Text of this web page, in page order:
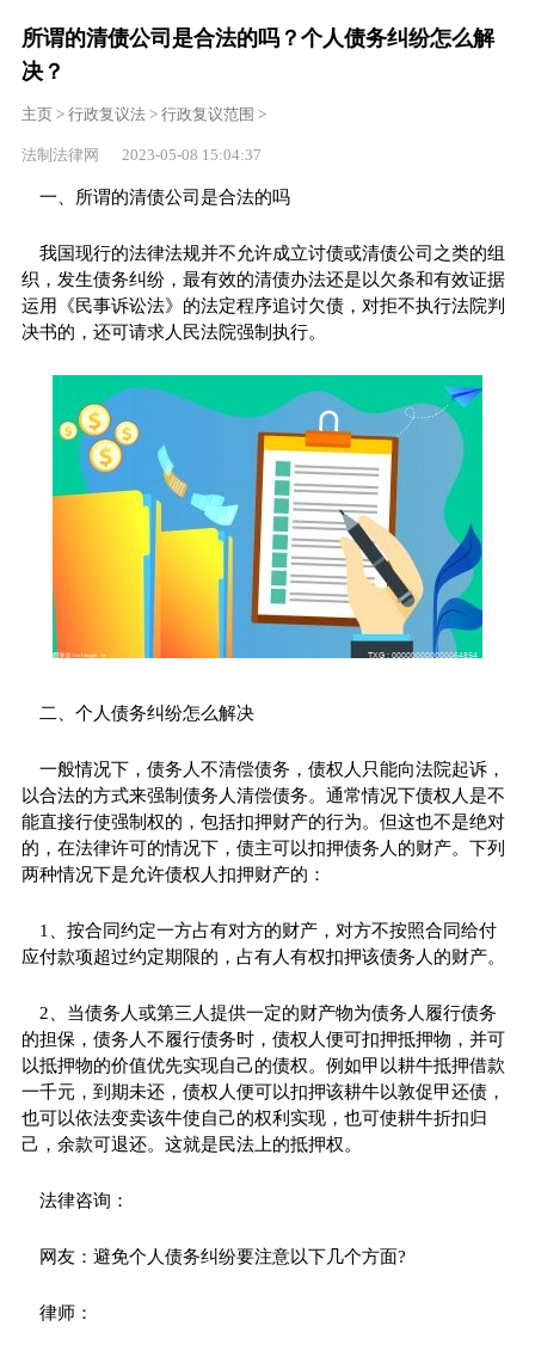
所谓的清债公司是合法的吗？个人债务纠纷怎么解
决？
主页> 行政复议法> 行政复议范围 >
法制法律网 2023-05-08 15:04:37
一、所谓的清债公司是合法的吗
我国现行的法律法规并不允许成立讨债或清债公司之类的组
织，发生债务纠纷，最有效的清债办法还是以欠条和有效证据
运用《民事诉讼法》的法定程序追讨欠债，对拒不执行法院判
决书的，还可请求人民法院强制执行。
二、个人债务纠纷怎么解决
一般情况下，债务人不清偿债务，债权人只能向法院起诉，
以合法的方式来强制债务人清偿债务。通常情况下债权人是不
能直接行使强制权的，包括扣押财产的行为。但这也不是绝对
的，在法律许可的情况下，债主可以扣押债务人的财产。下列
两种情况下是允许债权人扣押财产的：
1、按合同约定一方占有对方的财产，对方不按照合同给付
应付款项超过约定期限的，占有人有权扣押该债务人的财产。
2、当债务人或第三人提供一定的财产物为债务人履行债务
的担保，债务人不履行债务时，债权人便可扣押抵押物，并可
以抵押物的价值优先实现自己的债权。例如甲以耕牛抵押借款
一千元，到期未还，债权人便可以扣押该耕牛以敦促甲还债，
也可以依法变卖该牛使自己的权利实现，也可使耕牛折扣归
己，余款可退还。这就是民法上的抵押权。
法律咨询：
网友：避免个人债务纠纷要注意以下几个方面?
律师：